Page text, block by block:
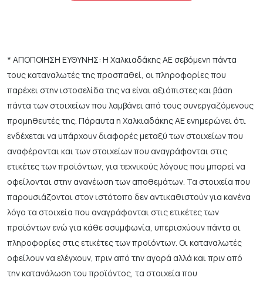
* ΑΠΟΠΟΙΗΣΗ ΕΥΘΥΝΗΣ: Η Χαλκιαδάκης ΑΕ σεβόμενη πάντα
τους καταναλωτές της προσπαθεί, οι πληροφορίες που
παρέχει στην ιστοσελίδα της να είναι αξιόπιστες και βάση
πάντα των στοιχείων που λαμβάνει από τους συνεργαζόμενους
προμηθευτές της. Πάραυτα η Χαλκιαδάκης ΑΕ ενημερώνει ότι
ενδέχεται να υπάρχουν διαφορές μεταξύ των στοιχείων που
αναφέρονται και των στοιχείων που αναγράφονται στις
ετικέτες των προϊόντων, για τεχνικούς λόγους που μπορεί να
οφείλονται στην ανανέωση των αποθεμάτων. Τα στοιχεία που
παρουσιάζονται στον ιστότοπο δεν αντικαθιστούν για κανένα
λόγο τα στοιχεία που αναγράφονται στις ετικέτες των
προϊόντων ενώ για κάθε ασυμφωνία, υπερισχύουν πάντα οι
πληροφορίες στις ετικέτες των προϊόντων. Οι καταναλωτές
οφείλουν να ελέγχουν, πριν από την αγορά αλλά και πριν από
την κατανάλωση του προϊόντος, τα στοιχεία που